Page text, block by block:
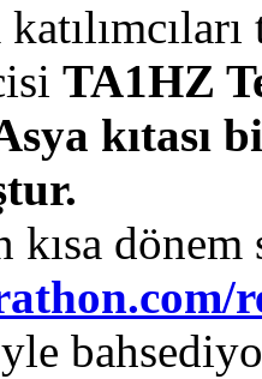
TA1HZ
kıtası
kısa